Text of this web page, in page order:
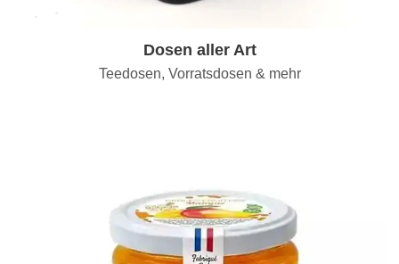
Dosen aller Art
Teedosen, Vorratsdosen & mehr